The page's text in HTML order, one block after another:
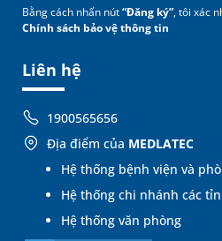
Liên hệ
1900565656
Địa điểm của MEDLATEC
Hệ thống bệnh viện và
Hệ thống chi nhánh các
Hệ thống văn phòng
Bằng cách nhấn nút“Đăng ký”, tôi xác
Chính sách bảo vệ thông tin